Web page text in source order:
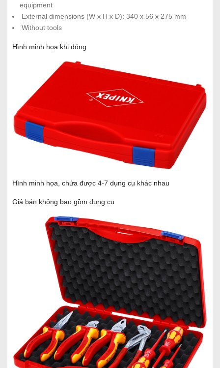
equipment
External dimensions (W x H x D): 340 x 56 x 275 mm
Without tools
Hình minh họa khi đóng
Hình minh họa, chứa được 4-7 dụng cụ khác nhau
Giá bán không bao gồm dụng cụ